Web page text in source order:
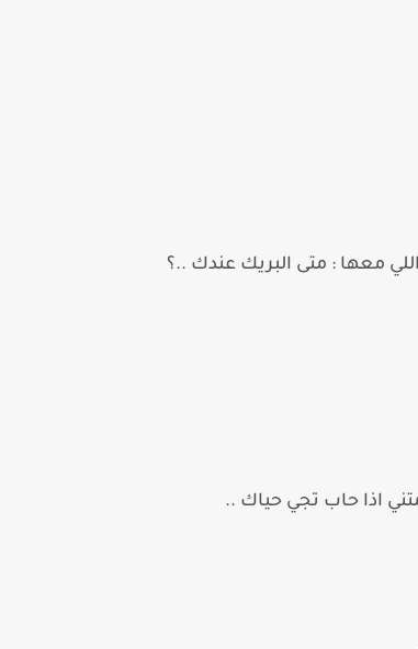
معها : متى البريك عندك ..؟
اذا حاب تجي حياك ..